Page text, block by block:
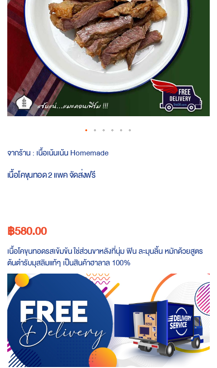
to
beginning
จากร้าน : เนื้อเน้นเน้น Homemade
เนื้อโคขุนทอด 2 แพค จัดส่งฟรี
฿580.00
เนื้อโคขุนทอดรสเข้มข้น ใช่ส่วนขาหลังที่นุ่ม ฟิน ละมุนลิ้น หมักด้วยสูตร
ต้นตำรับมุสลิมแท้ๆ เป็นสินค้าฮาลาล 100%